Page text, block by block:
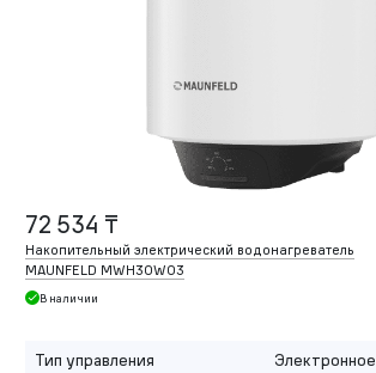
72 534 ₸
Накопительный электрический водонагреватель
MAUNFELD MWH30W03
В наличии
Тип управления
Электронное